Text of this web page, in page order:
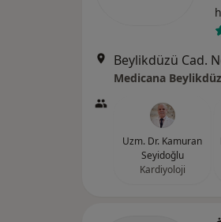
Beylikdüzü Cad.
Medicana
Uzm. Dr. Kamuran
Seyidoğlu
Kardiyoloji